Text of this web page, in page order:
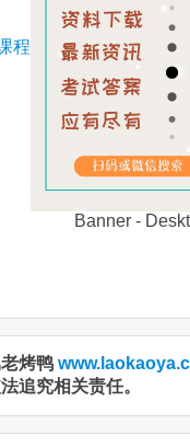
烤鸭
追究相关责任。